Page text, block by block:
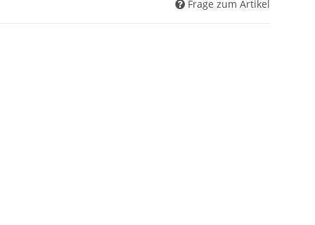
Frage zum Artikel